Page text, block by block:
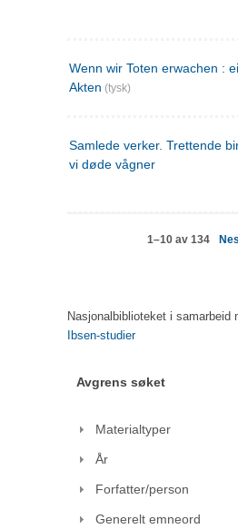
Wenn wir Toten erwachen :
Akten (tysk)
Samlede verker. Trettende
vi døde vågner
1–10 av 134
Nasjonalbiblioteket i samarbeid
Ibsen-studier
Avgrens søket
Materialtyper
År
Forfatter/person
Generelt emneord